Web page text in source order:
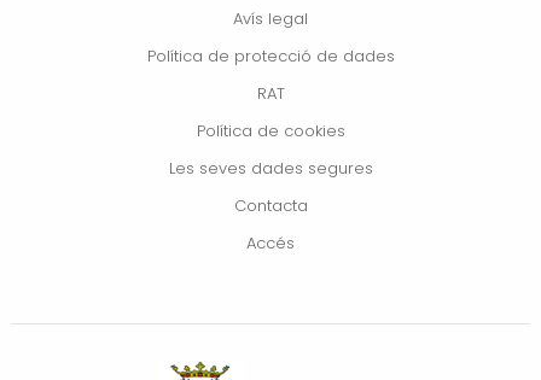
Avís legal
Política de protecció de dades
RAT
Política de cookies
Les seves dades segures
Contacta
Accés